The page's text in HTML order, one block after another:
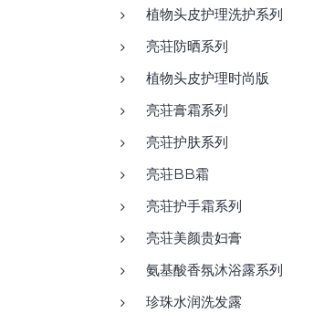
植物头皮护理洗护系列
亮荘防晒系列
植物头皮护理时尚版
亮荘膏霜系列
亮荘护肤系列
亮荘BB霜
亮荘护手霜系列
亮荘美颜贵妇膏
氨基酸香氛沐浴露系列
珍珠水润洗发露